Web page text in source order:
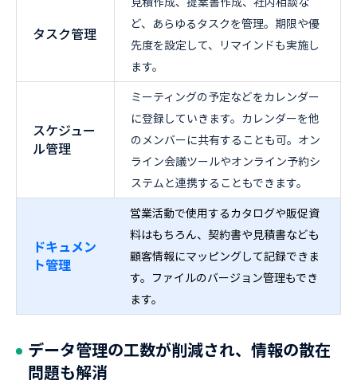
タスク管理
ど、あらゆるタスクを管理。期限や優
先度を設定して、リマインドも実施し
ます。
スケジュー
ル管理
ミーティングの予定などをカレンダー
に登録していきます。カレンダーを他
のメンバーに共有することも可。オン
ライン会議ツールやオンライン予約シ
ステムと連携することもできます。
ドキュメン
ト管理
営業活動で使用するカタログや販促資
料はもちろん、契約書や見積書なども
顧客情報にマッピングして記録できま
す。ファイルのバージョン管理もでき
ます。
データ管理の工数が削減され、情報の散在
問題も解消